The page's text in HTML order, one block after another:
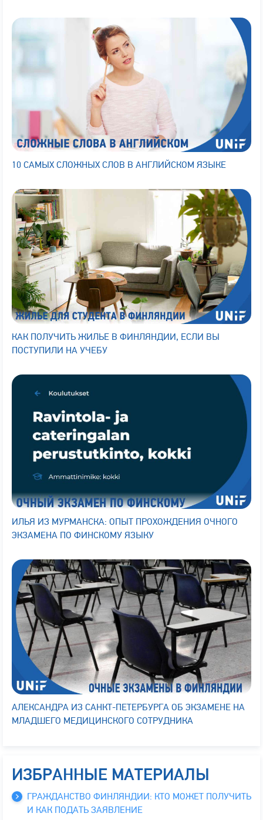
10 САМЫХ СЛОЖНЫХ СЛОВ В АНГЛИЙСКОМ ЯЗЫКЕ
КАК ПОЛУЧИТЬ ЖИЛЬЕ В ФИНЛЯНДИИ, ЕСЛИ ВЫ
ПОСТУПИЛИ НА УЧЕБУ
ИЛЬЯ ИЗ МУРМАНСКА: ОПЫТ ПРОХОЖДЕНИЯ ОЧНОГО
ЭКЗАМЕНА ПО ФИНСКОМУ ЯЗЫКУ
АЛЕКСАНДРА ИЗ САНКТ-ПЕТЕРБУРГА ОБ ЭКЗАМЕНЕ НА
МЛАДШЕГО МЕДИЦИНСКОГО СОТРУДНИКА
ИЗБРАННЫЕ МАТЕРИАЛЫ
ГРАЖДАНСТВО ФИНЛЯНДИИ: КТО МОЖЕТ ПОЛУЧИТЬ
И КАК ПОДАТЬ ЗАЯВЛЕНИЕ